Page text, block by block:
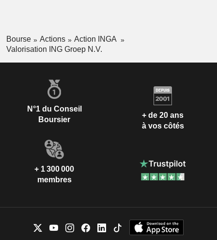
Bourse Actions
Action INGA
Valorisation ING Groep N.V.
N°1 du Conseil
Boursier
+ de 20 ans
à vos côtés
+ 1 300 000
membres